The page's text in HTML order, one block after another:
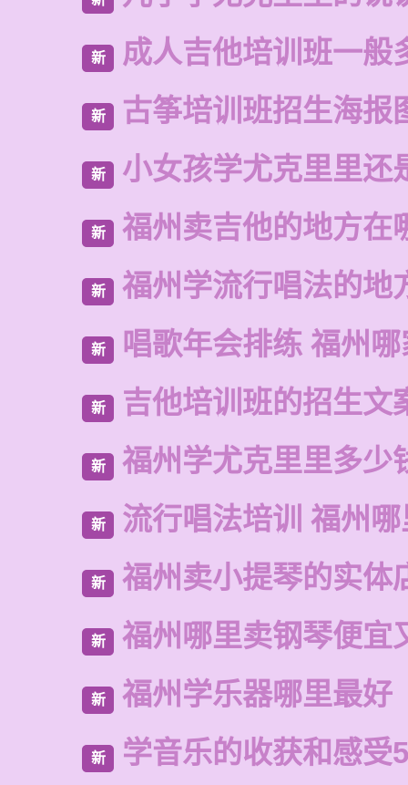
新 成人吉他培训班一般
新 古筝培训班招生海报
新 小女孩学尤克里里还
新 福州卖吉他的地方在
新 福州学流行唱法的地
新 唱歌年会排练 福州
新 吉他培训班的招生文
新 福州学尤克里里多少
新 流行唱法培训 福州
新 福州卖小提琴的实体
新 福州哪里卖钢琴便宜
新 福州学乐器哪里最好
新 学音乐的收获和感受